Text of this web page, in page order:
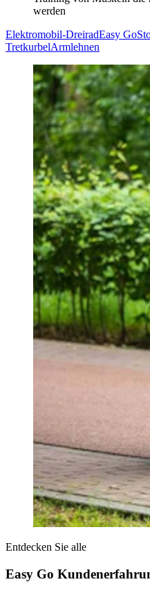
werden
Elektromobil-DreiradEasy Go
TretkurbelArmlehnen
Entdecken Sie alle
Easy Go